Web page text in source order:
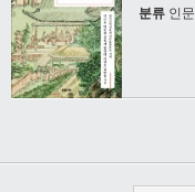
분류 인문